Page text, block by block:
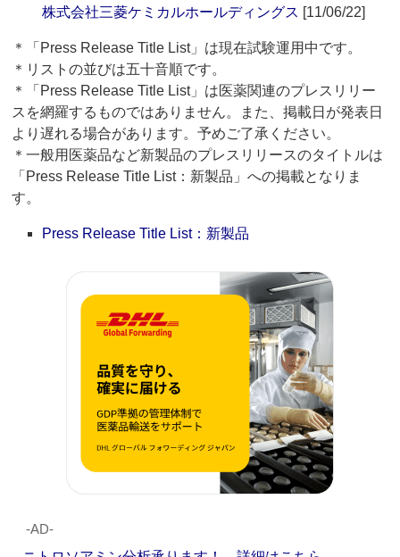
株式会社三菱ケミカルホールディングス [11/06/22]
＊「Press Release Title List」は現在試験運用中です。
＊リストの並びは五十音順です。
＊「Press Release Title List」は医薬関連のプレスリリー
スを網羅するものではありません。また、掲載日が発表日
より遅れる場合があります。予めご了承ください。
＊一般用医薬品など新製品のプレスリリースのタイトルは
「Press Release Title List：新製品」への掲載となりま
す。
Press Release Title List：新製品
‐AD‐